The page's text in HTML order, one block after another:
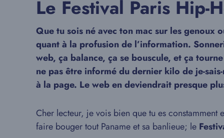
Le Festival Paris
Que tu sois né avec ton mac sur les
quant à la profusion de l’information.
web, ça balance, ça se bouscule, et ça
ne pas être informé du dernier kilo de je-
à la page. Le web en deviendrait presque
Cher lecteur, je vois bien que tu es constamment
faire bouger tout Paname et sa banlieue; le